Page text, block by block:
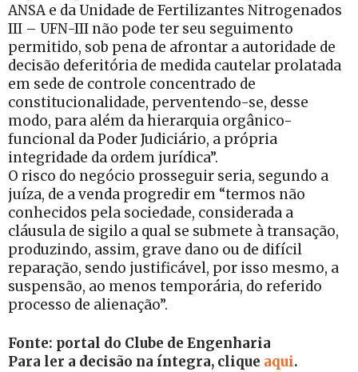
ANSA e da Unidade de Fertilizantes Nitrogenados
III – UFN-III não pode ter seu seguimento
permitido, sob pena de afrontar a autoridade de
decisão deferitória de medida cautelar prolatada
em sede de controle concentrado de
constitucionalidade, perventendo-se, desse
modo, para além da hierarquia orgânico-
funcional da Poder Judiciário, a própria
integridade da ordem jurídica”.
O risco do negócio prosseguir seria, segundo a
juíza, de a venda progredir em “termos não
conhecidos pela sociedade, considerada a
cláusula de sigilo a qual se submete à transação,
produzindo, assim, grave dano ou de difícil
reparação, sendo justificável, por isso mesmo, a
suspensão, ao menos temporária, do referido
processo de alienação”.
Fonte: portal do Clube de Engenharia
Para ler a decisão na íntegra, clique aqui.